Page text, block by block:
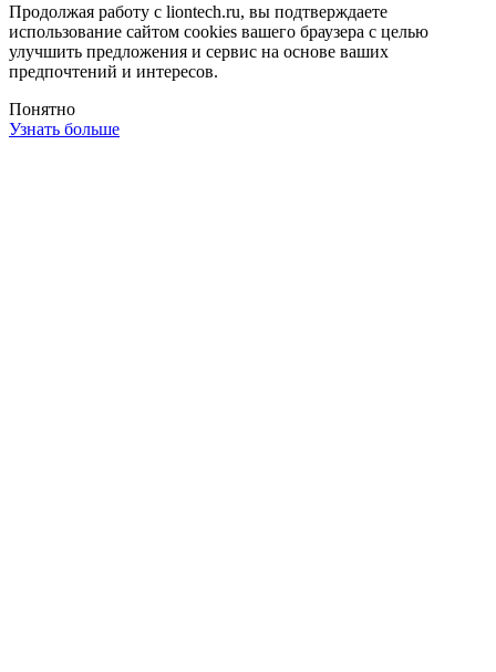
Продолжая работу с liontech.ru, вы подтверждаете
использование сайтом cookies вашего браузера с целью
улучшить предложения и сервис на основе ваших
предпочтений и интересов.
Понятно
Узнать больше